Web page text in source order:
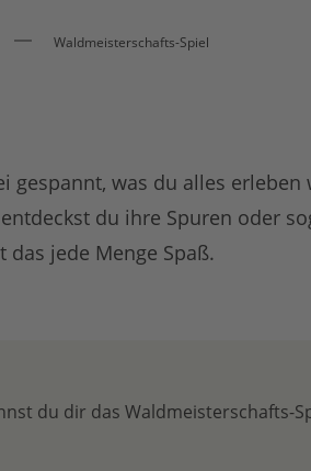
Waldmeisterschafts-Spiel
gespannt, was du alles erleben
du ihre Spuren oder
jede Menge Spaß.
du dir das Waldmeisterschafts-